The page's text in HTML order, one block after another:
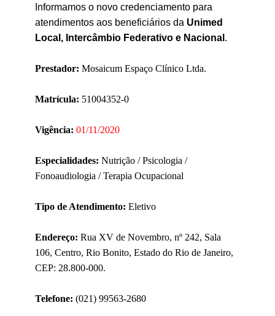
Informamos o novo credenciamento para
atendimentos aos beneficiários da Unimed
Local, Intercâmbio Federativo e Nacional .
Prestador: Mosaicum Espaço Clínico Ltda.
Matrícula: 51004352-0
Vigência: 01/11/2020
Especialidades: Nutrição / Psicologia /
Fonoaudiologia / Terapia Ocupacional
Tipo de Atendimento: Eletivo
Endereço: Rua XV de Novembro, nº 242, Sala
106, Centro, Rio Bonito, Estado do Rio de Janeiro,
CEP: 28.800-000.
Telefone: (021) 99563-2680